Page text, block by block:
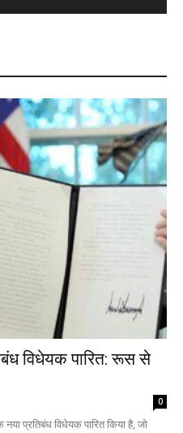
विधेयक पारित: रूस से
0
प्रतिबंध विधेयक पारित किया है, जो